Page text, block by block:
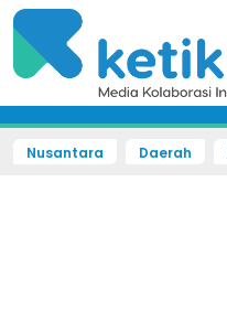
Nusantara Daerah